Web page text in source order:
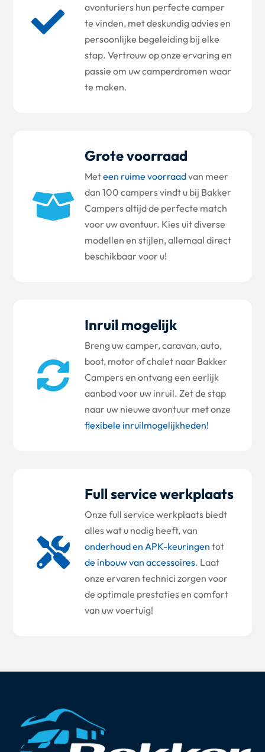

avonturiers hun perfecte camper
te vinden, met deskundig advies en
persoonlijke begeleiding bij elke
stap. Vertrouw op onze ervaring en
passie om uw camperdromen waar
te maken.

Grote voorraad
Meteen ruime voorraadvan meer
dan 100 campers vindt u bij Bakker
Campers altijd de perfecte match
voor uw avontuur. Kies uit diverse
modellen en stijlen, allemaal direct
beschikbaar voor u!

Inruil mogelijk
Breng uw camper, caravan, auto,
boot, motor of chalet naar Bakker
Campers en ontvang een eerlijk
aanbod voor uw inruil. Zet de stap
naar uw nieuwe avontuur met onze
flexibele inruilmogelijkheden!

Full service werkplaats
Onze full service werkplaats biedt
alles wat u nodig heeft, van
onderhoud en APK-keuringen tot
de inbouw van accessoires. Laat
onze ervaren technici zorgen voor
de optimale prestaties en comfort
van uw voertuig!